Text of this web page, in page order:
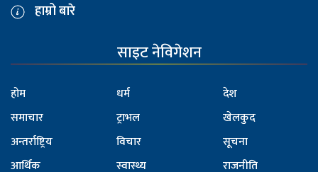
हाम्रो बारे
साइट नेविगेशन
होम
समाचार
अन्तर्राष्ट्रिय
आर्थिक
धर्म
ट्राभल
विचार
स्वास्थ्य
देश
खेलकुद
सूचना
राजनीति